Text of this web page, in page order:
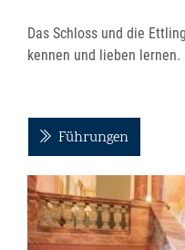
Das Schloss und die
kennen und lieben lernen.
Führungen